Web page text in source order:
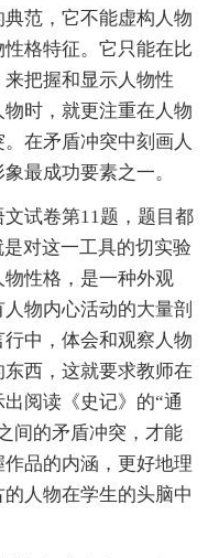
范，它不能虚构人物
格特征。它只能在比
把握和显示人物性
时，就更注重在人物
在矛盾冲突中刻画人
最成功要素之一。
试卷第11题，题目都
对这一工具的切实验
性格，是一种外观
物内心活动的大量剖
中，体会和观察人物
西，这就要求教师在
阅读《史记》的“通
间的矛盾冲突，才能
品的内涵，更好地理
人物在学生的头脑中